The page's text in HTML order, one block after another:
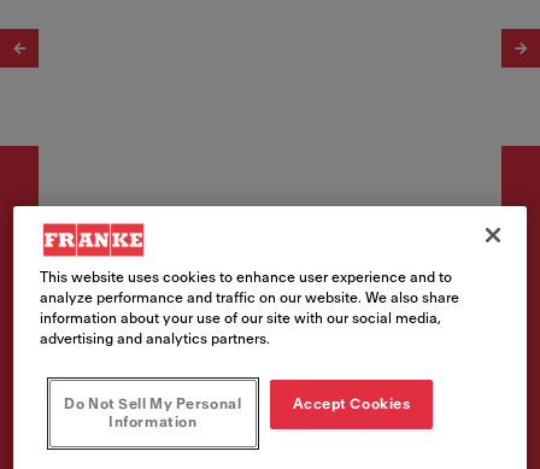
Accessoires
Cheminée pour Masterpiece
Code article
This website uses cookies to enhance user experience and to
analyze performance and traffic on our website. We also share
information about your use of our site with our social media,
advertising and analytics partners.
Do Not Sell My Personal
Information
Accept Cookies